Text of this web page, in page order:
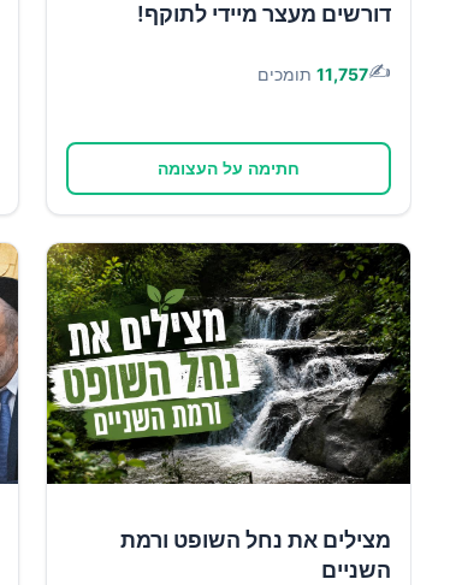
דורשים מעצר מיידי לתוקף!
✍️
11,757 תומכים
חתימה על העצומה
מצילים את נחל השופט ורמת
השניים